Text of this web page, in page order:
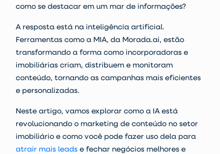
como se destacar em um mar de informações?
A resposta está na inteligência artificial.
Ferramentas como a MIA, da Morada.ai, estão
transformando a forma como incorporadoras e
imobiliárias criam, distribuem e monitoram
conteúdo, tornando as campanhas mais eficientes
e personalizadas.
Neste artigo, vamos explorar como a IA está
revolucionando o marketing de conteúdo no setor
imobiliário e como você pode fazer uso dela para
atrair mais leads e fechar negócios melhores e